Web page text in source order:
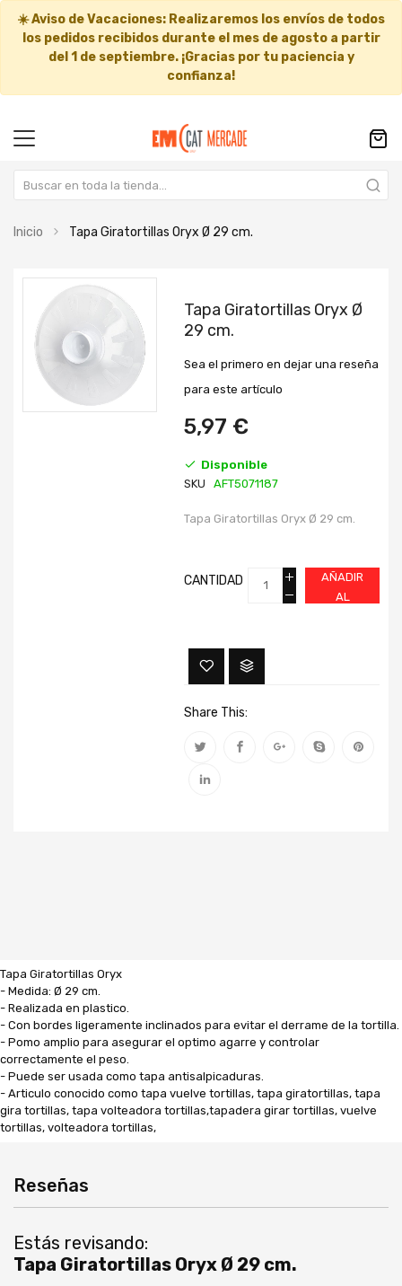
☀️Aviso de Vacaciones: Realizaremos los envíos de todos
los pedidos recibidos durante el mes de agosto a partir
del 1 de septiembre. ¡Gracias por tu paciencia y
confianza!
Inicio Tapa Giratortillas Oryx Ø 29 cm.
final
de
galería
imágenes
comienzo
galería
Tapa Giratortillas Oryx Ø
29 cm.
Sea el primero en dejar una reseña
para este artículo
5,97 €
Disponible
SKU
AFT5071187
Tapa Giratortillas Oryx Ø 29 cm.
CANTIDAD
AÑADIR
AL
Share This:
Tapa Giratortillas Oryx
- Medida: Ø 29 cm.
- Realizada en plastico.
- Con bordes ligeramente inclinados para evitar el derrame de la tortilla.
- Pomo amplio para asegurar el optimo agarre y controlar
correctamente el peso.
- Puede ser usada como tapa antisalpicaduras.
- Articulo conocido como tapa vuelve tortillas, tapa giratortillas, tapa
gira tortillas, tapa volteadora tortillas,tapadera girar tortillas, vuelve
tortillas, volteadora tortillas,
Reseñas
Estás revisando:
Tapa Giratortillas Oryx Ø 29 cm.